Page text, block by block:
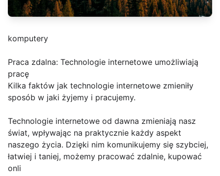
komputery
Praca zdalna: Technologie internetowe umożliwiają
pracę
Kilka faktów jak technologie internetowe zmieniły
sposób w jaki żyjemy i pracujemy.
Technologie internetowe od dawna zmieniają nasz
świat, wpływając na praktycznie każdy aspekt
naszego życia. Dzięki nim komunikujemy się szybciej,
łatwiej i taniej, możemy pracować zdalnie, kupować
onli